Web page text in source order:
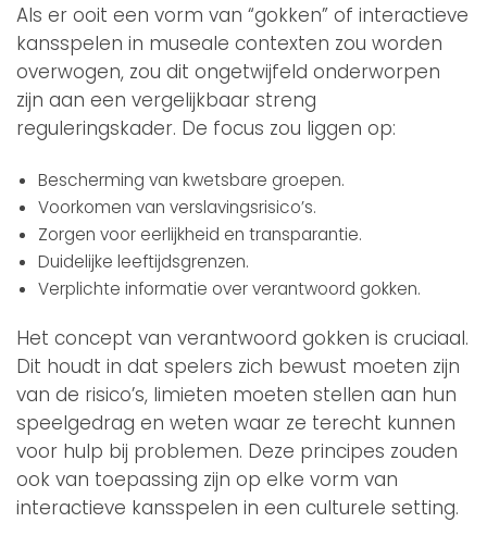
Als er ooit een vorm van “gokken” of interactieve
kansspelen in museale contexten zou worden
overwogen, zou dit ongetwijfeld onderworpen
zijn aan een vergelijkbaar streng
reguleringskader. De focus zou liggen op:
Bescherming van kwetsbare groepen.
Voorkomen van verslavingsrisico’s.
Zorgen voor eerlijkheid en transparantie.
Duidelijke leeftijdsgrenzen.
Verplichte informatie over verantwoord gokken.
Het concept van verantwoord gokken is cruciaal.
Dit houdt in dat spelers zich bewust moeten zijn
van de risico’s, limieten moeten stellen aan hun
speelgedrag en weten waar ze terecht kunnen
voor hulp bij problemen. Deze principes zouden
ook van toepassing zijn op elke vorm van
interactieve kansspelen in een culturele setting.